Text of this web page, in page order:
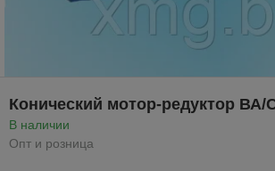
Конический мотор-редуктор ВА/
В наличии
Опт и розница